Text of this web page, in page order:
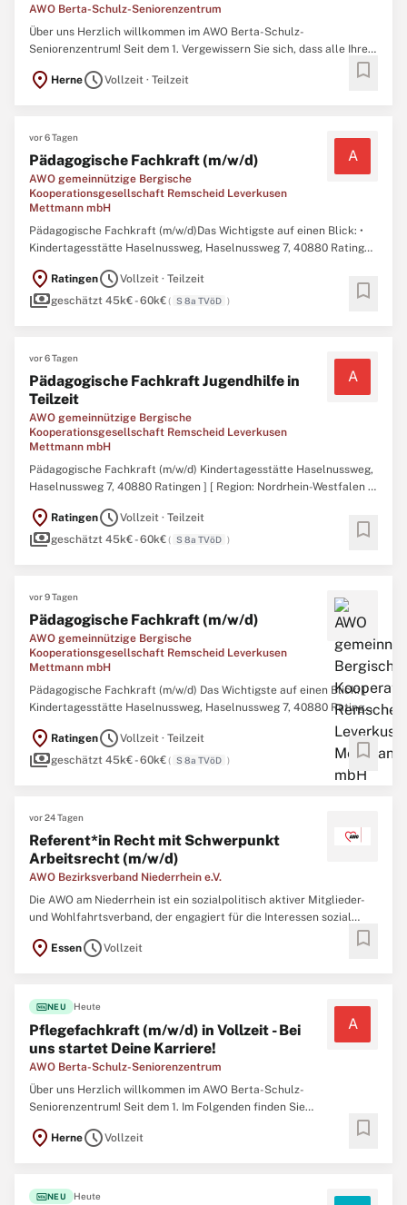
AWO Berta-Schulz-Seniorenzentrum
Über uns Herzlich willkommen im AWO Berta-Schulz-
Seniorenzentrum! Seit dem 1. Vergewissern Sie sich, dass alle Ihre
Bewerbungsunterlagen aktuell und in Ordnung sind, bevor Sie sich
für diese Stelle bewerben. Januar 2023 sind wir eine engagierte
location_on HernescheduleVollzeit · Teilzeit bookmark
vor 6 Tagen
Pädagogische Fachkraft (m/w/d)
AWO gemeinnützige Bergische
Kooperationsgesellschaft Remscheid Leverkusen
Mettmann mbH
A
Pädagogische Fachkraft (m/w/d)Das Wichtigste auf einen Blick: •
Kindertagesstätte Haselnussweg, Haselnussweg 7, 40880 Ratingen
01.08.2026 ] [ Festanstellung ] [ Teilzeit - flexibel Vollzeit ]Komm in
unser Team und
location_on RatingenscheduleVollzeit · Teilzeit
paymentsgeschätzt 45k€ - 60k€( S 8a TVöD ) bookmark
vor 6 Tagen
Pädagogische Fachkraft Jugendhilfe in
Teilzeit
AWO gemeinnützige Bergische
Kooperationsgesellschaft Remscheid Leverkusen
Mettmann mbH
A
Pädagogische Fachkraft (m/w/d) Kindertagesstätte Haselnussweg,
Haselnussweg 7, 40880 Ratingen ] [ Region: Nordrhein-Westfalen /
- flexibel Vollzeit ] Unterstütze unser Team als pädagogische
Fachkraft (m/w/d) mit
location_on RatingenscheduleVollzeit · Teilzeit
paymentsgeschätzt 45k€ - 60k€( S 8a TVöD ) bookmark
vor 9 Tagen
Pädagogische Fachkraft (m/w/d)
AWO gemeinnützige Bergische
Kooperationsgesellschaft Remscheid Leverkusen
Mettmann mbH
Pädagogische Fachkraft (m/w/d) Das Wichtigste auf einen Blick: [
Kindertagesstätte Haselnussweg, Haselnussweg 7, 40880 Ratingen
] [ Region: Nordrhein-Westfalen / Kreis Mettmann ] [ Zum / ab:
01.08.2026 ] [ Festanstellung ] [ Teilzeit - flexibel Vollzeit ] Komm in
unser Team und beweg
location_on RatingenscheduleVollzeit · Teilzeit
paymentsgeschätzt 45k€ - 60k€( S 8a TVöD ) bookmark
vor 24 Tagen
Referent*in Recht mit Schwerpunkt
Arbeitsrecht (m/w/d)
AWO Bezirksverband Niederrhein e.V.
Die AWO am Niederrhein ist ein sozialpolitisch aktiver Mitglieder-
und Wohlfahrtsverband, der engagiert für die Interessen sozial
sozialer Dienstleistungen vorhält. Getragen wird sie dabei von
location_on EssenscheduleVollzeit bookmark
fiber_newNEU Heute
Pflegefachkraft (m/w/d) in Vollzeit - Bei
uns startet Deine Karriere!
AWO Berta-Schulz-Seniorenzentrum
A
Über uns Herzlich willkommen im AWO Berta-Schulz-
Seniorenzentrum! Seit dem 1. Im Folgenden finden Sie
Informationen über die Anforderungen der Stelle, die erwartete
Erfahrung des Bewerbers und die dazugehörigen Qualifikationen.
location_on HernescheduleVollzeit bookmark
fiber_newNEU Heute